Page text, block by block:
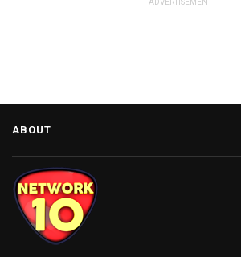
ADVERTISEMENT
ABOUT